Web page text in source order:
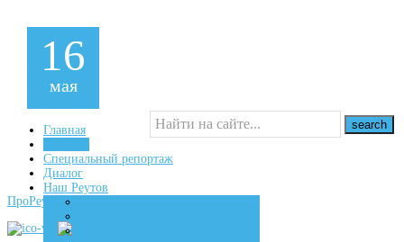
16+
ПроРеутов
Главная
Специальный репортаж
Диалог
Наш Реутов
16
мая